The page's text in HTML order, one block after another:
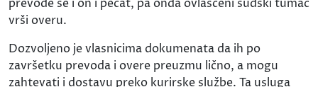
prevode se i on i pečat, pa onda ovlašćeni sudski tumač
vrši overu.
Dozvoljeno je vlasnicima dokumenata da ih po
završetku prevoda i overe preuzmu lično, a mogu
zahtevati i dostavu preko kurirske službe. Ta usluga